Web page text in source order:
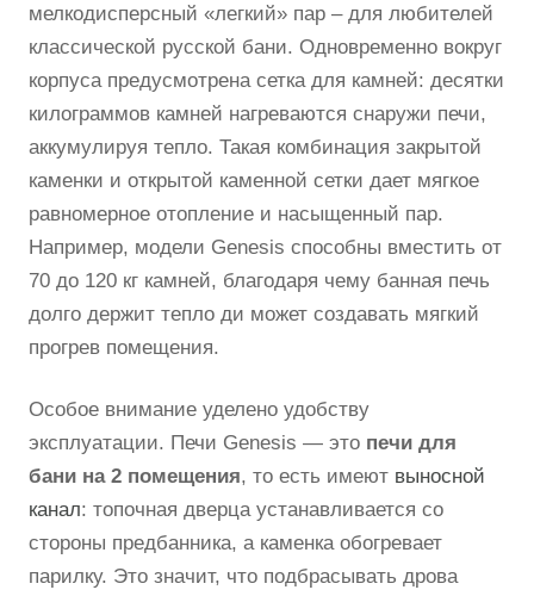
мелкодисперсный «легкий» пар – для любителей
классической русской бани. Одновременно вокруг
корпуса предусмотрена сетка для камней: десятки
килограммов камней нагреваются снаружи печи,
аккумулируя тепло. Такая комбинация закрытой
каменки и открытой каменной сетки дает мягкое
равномерное отопление и насыщенный пар.
Например, модели Genesis способны вместить от
70 до 120 кг камней, благодаря чему банная печь
долго держит тепло ди может создавать мягкий
прогрев помещения.
Особое внимание уделено удобству
эксплуатации. Печи Genesis — это печи для
бани на 2 помещения, то есть имеют выносной
канал: топочная дверца устанавливается со
стороны предбанника, а каменка обогревает
парилку. Это значит, что подбрасывать дрова